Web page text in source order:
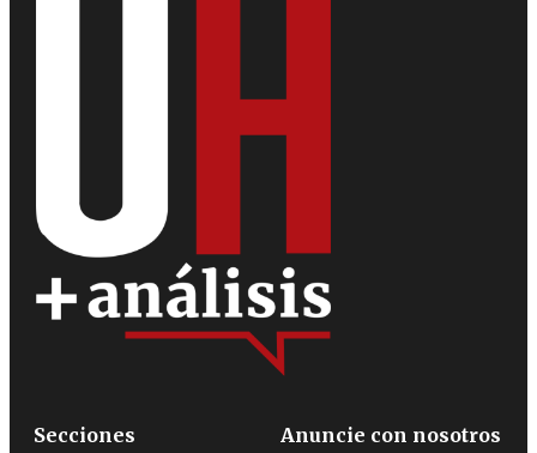
Secciones
Anuncie con nosotros